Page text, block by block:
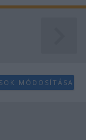
MÓDOSÍTÁSA